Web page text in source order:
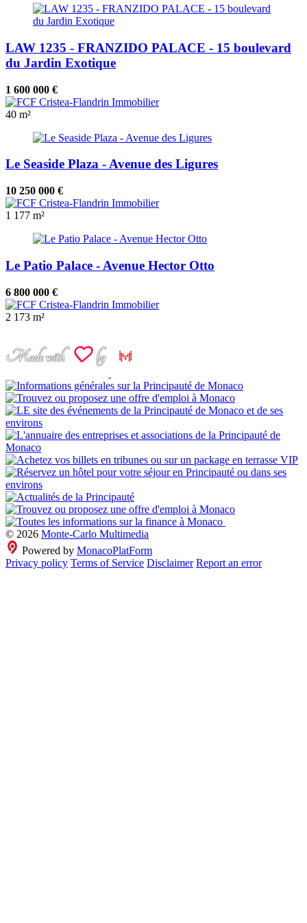
LAW 1235 - FRANZIDO PALACE - 15 boulevard
du Jardin Exotique
1 600 000 €
40 m²
Le Seaside Plaza - Avenue des Ligures
10 250 000 €
1 177 m²
Le Patio Palace - Avenue Hector Otto
6 800 000 €
2 173 m²
© 2026 Monte-Carlo Multimedia
Powered by MonacoPlatForm
Privacy policy Terms of Service Disclaimer Report an error